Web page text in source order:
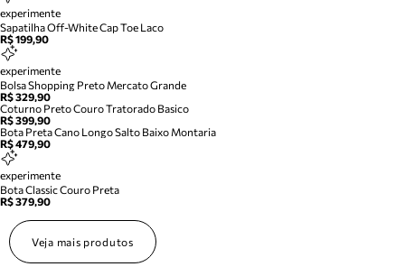
experimente
Sapatilha Off-White Cap Toe Laco
R$ 199,90
experimente
Bolsa Shopping Preto Mercato Grande
R$ 329,90
Coturno Preto Couro Tratorado Basico
R$ 399,90
Bota Preta Cano Longo Salto Baixo Montaria
R$ 479,90
experimente
Bota Classic Couro Preta
R$ 379,90
Veja mais produtos